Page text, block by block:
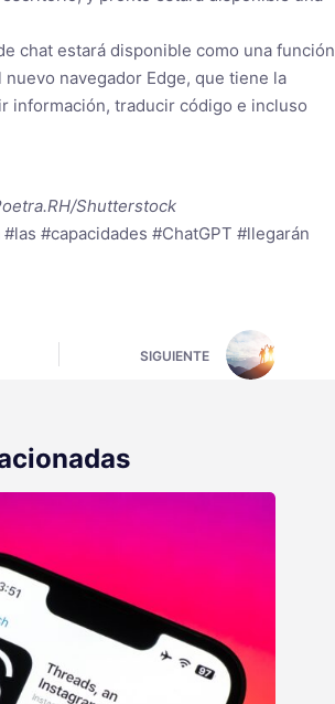
chat estará disponible como una función
navegador Edge, que tiene la
información, traducir código e incluso
Shutterstock
#capacidades #ChatGPT #llegarán
SIGUIENTE